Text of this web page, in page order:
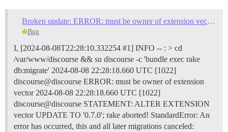
Broken update: ERROR: must be owner of extension vector (PG::InsufficientPrivilege)
Bug
I, [2024-08-08T22:28:10.332254 #1] INFO -- : > cd
/var/www/discourse && su discourse -c 'bundle exec rake
db:migrate' 2024-08-08 22:28:18.660 UTC [1022]
discourse@discourse ERROR: must be owner of extension
vector 2024-08-08 22:28:18.660 UTC [1022]
discourse@discourse STATEMENT: ALTER EXTENSION
vector UPDATE TO '0.7.0'; rake aborted! StandardError: An
error has occurred, this and all later migrations canceled: